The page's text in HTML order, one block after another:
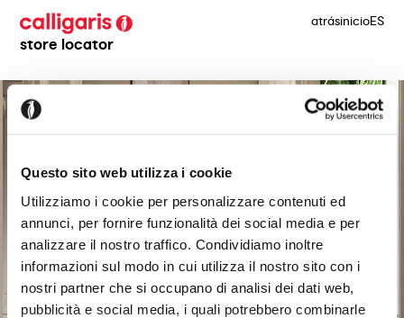
Questo sito web utilizza i cookie
Utilizziamo i cookie per personalizzare contenuti ed
annunci, per fornire funzionalità dei social media e per
analizzare il nostro traffico. Condividiamo inoltre
informazioni sul modo in cui utilizza il nostro sito con i
nostri partner che si occupano di analisi dei dati web,
pubblicità e social media, i quali potrebbero combinarle
store locator
atrásinicioES